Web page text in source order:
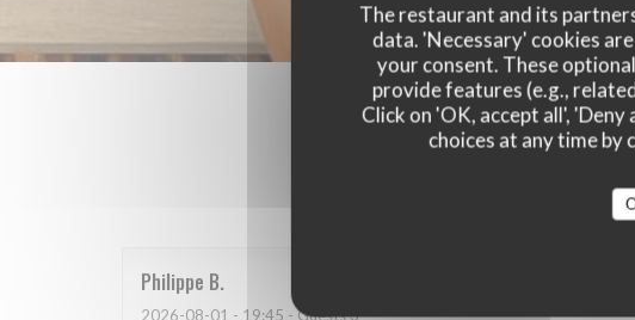
The restaurant and its
data. 'Necessary' cookies
your consent. These
provide features (e.g.,
Click on 'OK, accept all',
choices at any time by
Our
Philippe B
2026-08-01 - 19:45 - Guests 3